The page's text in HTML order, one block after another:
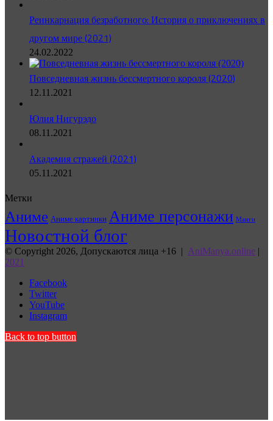
Реинкарнация безработного: История о приключениях в
другом мире (2021)
24.02.2022
Повседневная жизнь бессмертного короля (2020)
12.11.2021
Юлия Нигурэдо
08.11.2021
Академия стражей (2021)
05.11.2021
Метки
Аниме Аниме картинки Аниме персонажи Манги
Новостной блог
© Copyright 2026, Допускаются лица +16 | AniManya.online |
2021
Facebook
Twitter
YouTube
Instagram
Back to top button